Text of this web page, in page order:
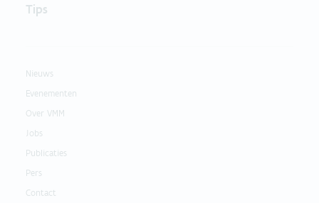
Tips
Nieuws
Evenementen
Over VMM
Jobs
Publicaties
Pers
Contact